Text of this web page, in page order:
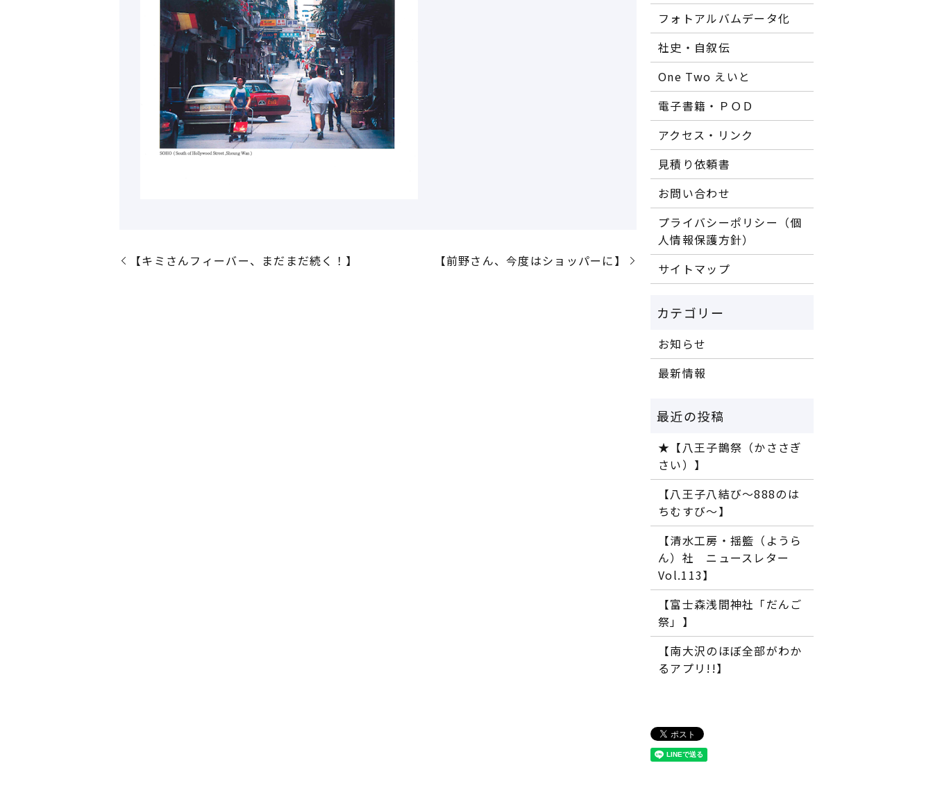
【キミさんフィーバー、まだまだ続く！】 【前野さん、今度はショッパーに】
フォトアルバムデータ化
社史・自叙伝
One Two えいと
電子書籍・ＰＯＤ
アクセス・リンク
見積り依頼書
お問い合わせ
プライバシーポリシー（個
人情報保護方針）
サイトマップ
お知らせ
最新情報
★【八王子鵲祭（かささぎ
さい）】
【八王子八結び～888のは
ちむすび～】
【清水工房・揺籃（ようら
ん）社 ニュースレター
Vol.113】
【富士森浅間神社「だんご
祭」】
【南大沢のほぼ全部がわか
るアプリ!!】